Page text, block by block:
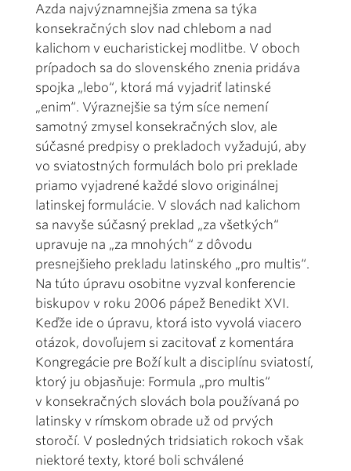
Azda najvýznamnejšia zmena sa týka
konsekračných slov nad chlebom a nad
kalichom v eucharistickej modlitbe. V oboch
prípadoch sa do slovenského znenia pridáva
spojka „lebo“, ktorá má vyjadriť latinské
„enim“. Výraznejšie sa tým síce nemení
samotný zmysel konsekračných slov, ale
súčasné predpisy o prekladoch vyžadujú, aby
vo sviatostných formulách bolo pri preklade
priamo vyjadrené každé slovo originálnej
latinskej formulácie. V slovách nad kalichom
sa navyše súčasný preklad „za všetkých“
upravuje na „za mnohých“ z dôvodu
presnejšieho prekladu latinského „pro multis“.
Na túto úpravu osobitne vyzval konferencie
biskupov v roku 2006 pápež Benedikt XVI.
Keďže ide o úpravu, ktorá isto vyvolá viacero
otázok, dovoľujem si zacitovať z komentára
Kongregácie pre Boží kult a disciplínu sviatostí,
ktorý ju objasňuje: Formula „pro multis“
v konsekračných slovách bola používaná po
latinsky v rímskom obrade už od prvých
storočí. V posledných tridsiatich rokoch však
niektoré texty, ktoré boli schválené